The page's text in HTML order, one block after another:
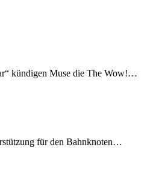
kündigen Muse die The Wow!…
für den Bahnknoten…